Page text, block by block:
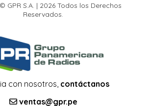
GPR S.A. | 2026 Todos los Derechos
Reservados.
con nosotros, contáctanos
ventas@gpr.pe